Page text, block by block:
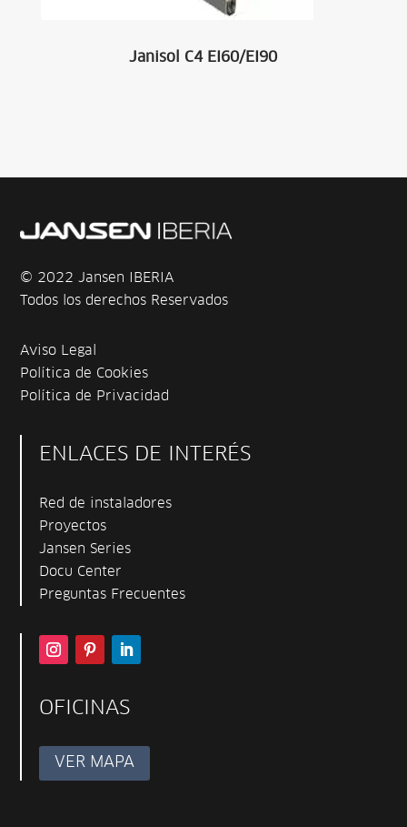
Janisol C4 EI60/EI90
© 2022 Jansen IBERIA
Todos los derechos Reservados
Aviso Legal
Política de Cookies
Política de Privacidad
ENLACES DE INTERÉS
Red de instaladores
Proyectos
Jansen Series
Docu Center
Preguntas Frecuentes
OFICINAS
VER MAPA